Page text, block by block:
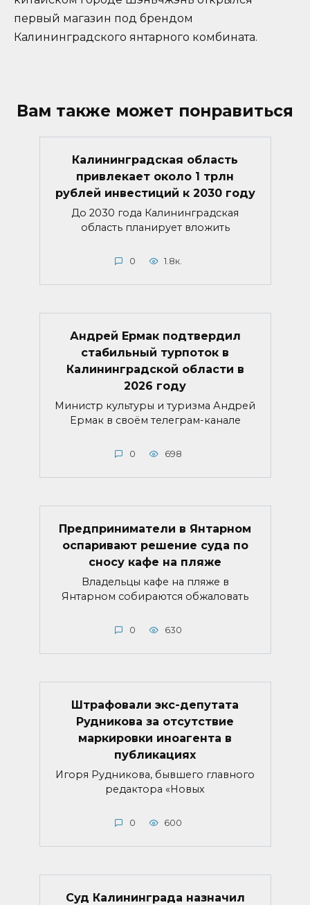
первый магазин под брендом
Калининградского янтарного комбината.
Вам также может понравиться
Калининградская область
привлекает около 1 трлн
рублей инвестиций к 2030 году
До 2030 года Калининградская
область планирует вложить
0 1.8к.
Андрей Ермак подтвердил
стабильный турпоток в
Калининградской области в
2026 году
Министр культуры и туризма Андрей
Ермак в своём телеграм-канале
0 698
Предприниматели в Янтарном
оспаривают решение суда по
сносу кафе на пляже
Владельцы кафе на пляже в
Янтарном собираются обжаловать
0 630
Штрафовали экс-депутата
Рудникова за отсутствие
маркировки иноагента в
публикациях
Игоря Рудникова, бывшего главного
редактора «Новых
0 600
Суд Калининграда назначил